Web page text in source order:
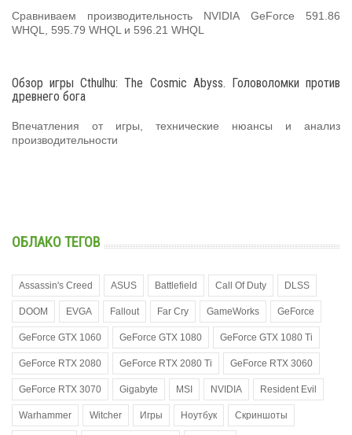
Сравниваем производительность NVIDIA GeForce 591.86
WHQL, 595.79 WHQL и 596.21 WHQL
Обзор игры Cthulhu: The Cosmic Abyss. Головоломки против
древнего бога
Впечатления от игры, технические нюансы и анализ
производительности
ОБЛАКО ТЕГОВ
Assassin's Creed ASUS Battlefield Call Of Duty DLSS
DOOM EVGA Fallout Far Cry GameWorks GeForce
GeForce GTX 1060 GeForce GTX 1080 GeForce GTX 1080 Ti
GeForce RTX 2080 GeForce RTX 2080 Ti GeForce RTX 3060
GeForce RTX 3070 Gigabyte MSI NVIDIA Resident Evil
Warhammer Witcher Игры Ноутбук Скриншоты